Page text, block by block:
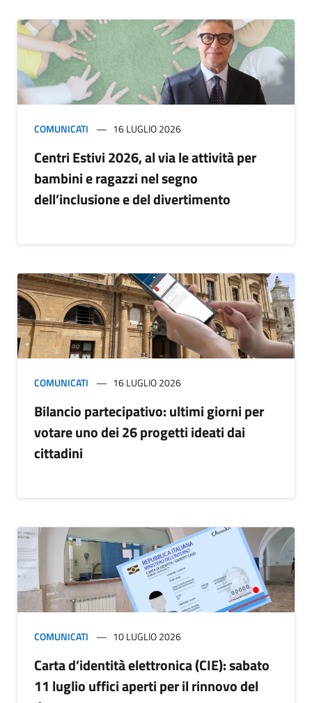
COMUNICATI 16 LUGLIO 2026
Centri Estivi 2026, al via le attività per
bambini e ragazzi nel segno
dell’inclusione e del divertimento
COMUNICATI 16 LUGLIO 2026
Bilancio partecipativo: ultimi giorni per
votare uno dei 26 progetti ideati dai
cittadini
COMUNICATI 10 LUGLIO 2026
Carta d’identità elettronica (CIE): sabato
11 luglio uffici aperti per il rinnovo del